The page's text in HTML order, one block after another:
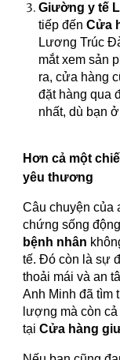
Giường y tế
tiếp đếnCửa
Lương Trúc
mắt xem sản
ra, cửa hàng
đặt hàng qua
nhất, dù bạn
Hơn cả một
yêu thương
Câu chuyện của
chứng sống
bệnh nhân
tế. Đó còn là sự
thoải mái và an
Anh Minh đã tìm
lượng mà còn
tạiCửa hàng